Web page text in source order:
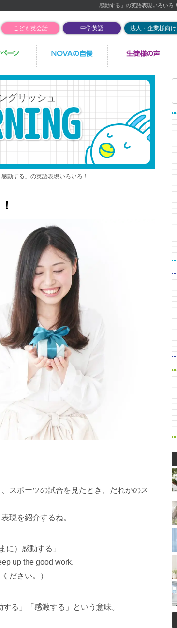
「感動する」の英語表現いろいろ！
こども英会話 中学英語 法人・企業様向け
グリッシュ
感動する」の英語表現いろいろ！
スポーツの試合を見たとき、だれかのス
現を紹介するね。
に）感動する」
up the good work.
ださい。）
る」「感激する」という意味。